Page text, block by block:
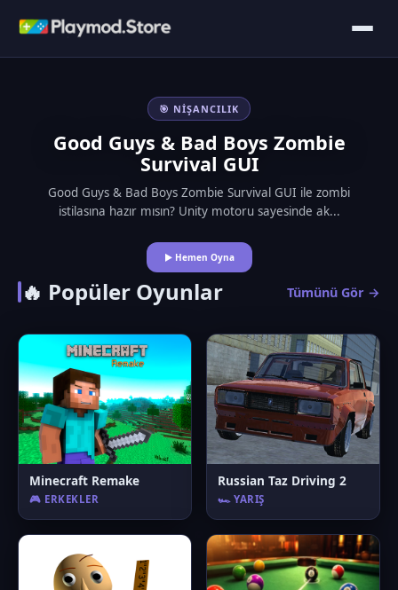
🎯 NIŞANCILIK
Good Guys & Bad Boys Zombie
Survival GUI
Good Guys & Bad Boys Zombie Survival GUI ile zombi
istilasına hazır mısın? Unity motoru sayesinde ak...
▶ Hemen Oyna
🔥 Popüler Oyunlar Tümünü Gör →
Minecraft Remake
🎮 ERKEKLER
Russian Taz Driving 2
🏎️ YARIŞ